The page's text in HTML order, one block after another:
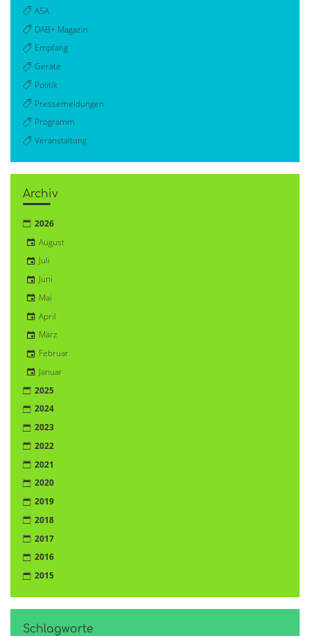
ASA
DAB+ Magazin
Empfang
Geräte
Politik
Pressemeldungen
Programm
Veranstaltung
Archiv
2026
August
Juli
Juni
Mai
April
März
Februar
Januar
2025
2024
2023
2022
2021
2020
2019
2018
2017
2016
2015
Schlagworte